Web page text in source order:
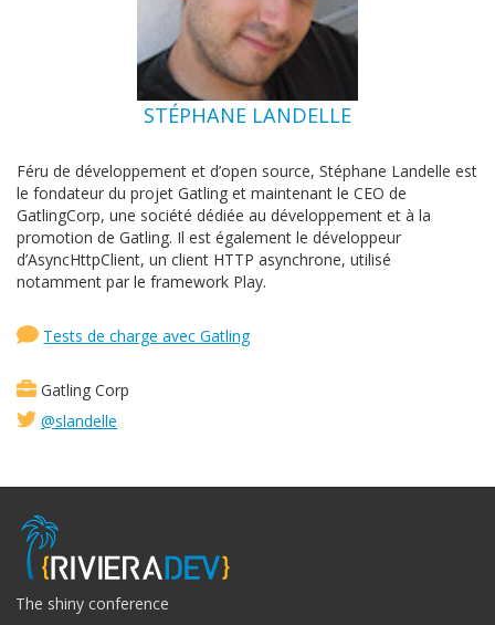
STÉPHANE LANDELLE
Féru de développement et d’open source, Stéphane Landelle est
le fondateur du projet Gatling et maintenant le CEO de
GatlingCorp, une société dédiée au développement et à la
promotion de Gatling. Il est également le développeur
d’AsyncHttpClient, un client HTTP asynchrone, utilisé
notamment par le framework Play.
Tests de charge avec Gatling
Gatling Corp
@slandelle
The shiny conference